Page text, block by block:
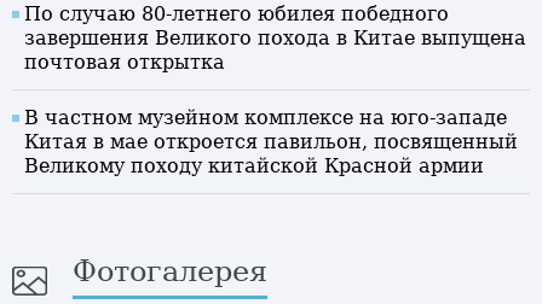
По случаю 80-летнего юбилея победного
завершения Великого похода в Китае выпущена
почтовая открытка
В частном музейном комплексе на юго-западе
Китая в мае откроется павильон, посвященный
Великому походу китайской Красной армии
Фотогалерея